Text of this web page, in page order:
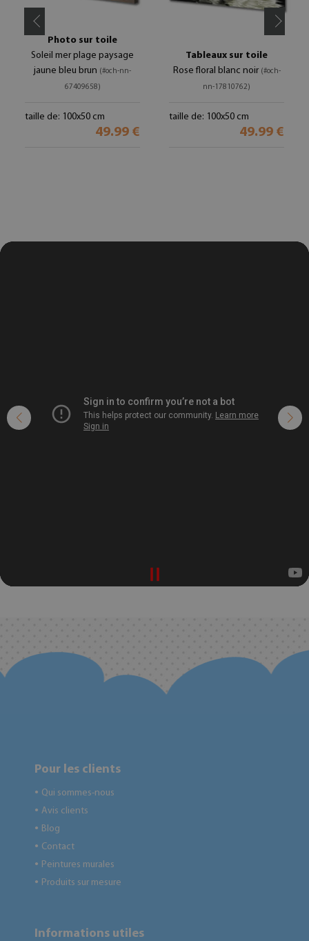
Photo sur toile
Soleil mer plage paysage
jaune bleu brun (#och-nn-
67409658)
taille de: 100x50 cm
49.99 €
Tableaux sur toile
Rose floral blanc noir (#och-
nn-17810762)
taille de: 100x50 cm
49.99 €
Pour les clients
● Qui sommes-nous
● Avis clients
● Blog
● Contact
● Peintures murales
● Produits sur mesure
Informations utiles